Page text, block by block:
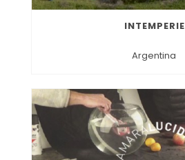
INTEMPERIE
Argentina